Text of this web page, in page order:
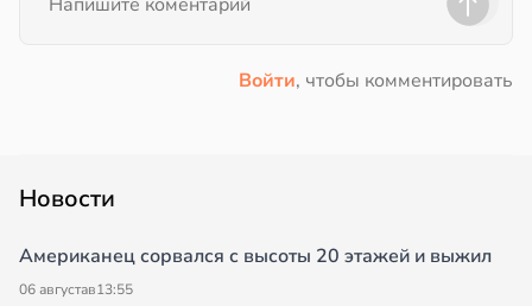
Войти, чтобы комментировать
Новости
Американец сорвался с высоты 20 этажей и выжил
06 августав13:55